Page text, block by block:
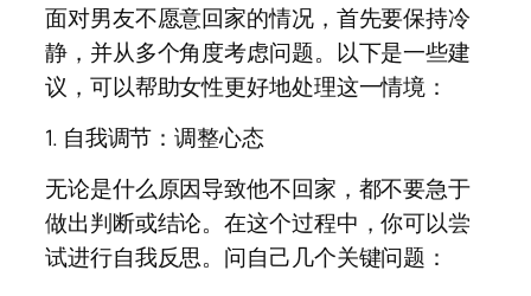
面对男友不愿意回家的情况，首先要保持冷
静，并从多个角度考虑问题。以下是一些建
议，可以帮助女性更好地处理这一情境：
1. 自我调节：调整心态
无论是什么原因导致他不回家，都不要急于
做出判断或结论。在这个过程中，你可以尝
试进行自我反思。问自己几个关键问题：